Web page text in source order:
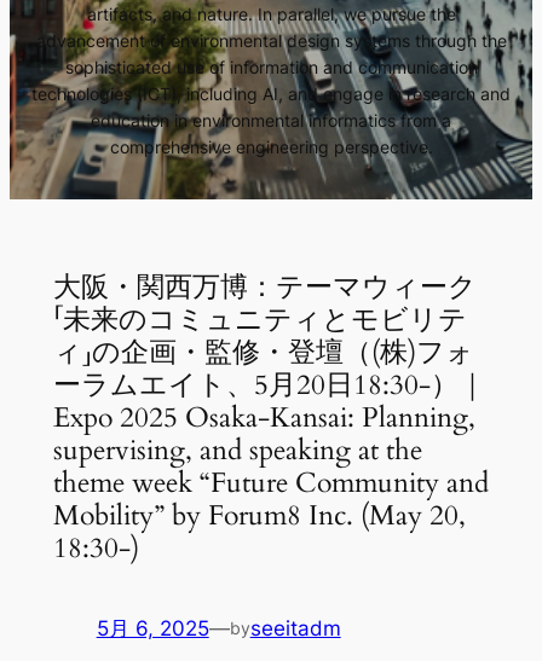
artifacts, and nature. In parallel, we pursue the
advancement of environmental design systems through the
sophisticated use of information and communication
technologies (ICT), including AI, and engage in research and
education in environmental informatics from a
comprehensive engineering perspective.
大阪・関西万博：テーマウィーク
「未来のコミュニティとモビリテ
ィ」の企画・監修・登壇（(株)フォ
ーラムエイト、5月20日18:30-）｜
Expo 2025 Osaka-Kansai: Planning,
supervising, and speaking at the
theme week “Future Community and
Mobility” by Forum8 Inc. (May 20,
18:30-)
5月 6, 2025—byseeitadm